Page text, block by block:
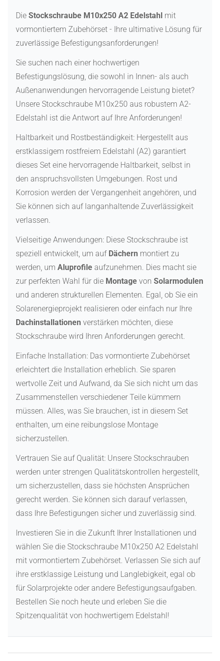
Die Stockschraube M10x250 A2 Edelstahl mit
vormontiertem Zubehörset - Ihre ultimative Lösung für
zuverlässige Befestigungsanforderungen!
Sie suchen nach einer hochwertigen
Befestigungslösung, die sowohl in Innen- als auch
Außenanwendungen hervorragende Leistung bietet?
Unsere Stockschraube M10x250 aus robustem A2-
Edelstahl ist die Antwort auf Ihre Anforderungen!
Haltbarkeit und Rostbeständigkeit: Hergestellt aus
erstklassigem rostfreiem Edelstahl (A2) garantiert
dieses Set eine hervorragende Haltbarkeit, selbst in
den anspruchsvollsten Umgebungen. Rost und
Korrosion werden der Vergangenheit angehören, und
Sie können sich auf langanhaltende Zuverlässigkeit
verlassen.
Vielseitige Anwendungen: Diese Stockschraube ist
speziell entwickelt, um auf Dächern montiert zu
werden, um Aluprofile aufzunehmen. Dies macht sie
zur perfekten Wahl für die Montage von Solarmodulen
und anderen strukturellen Elementen. Egal, ob Sie ein
Solarenergieprojekt realisieren oder einfach nur Ihre
Dachinstallationen verstärken möchten, diese
Stockschraube wird Ihren Anforderungen gerecht.
Einfache Installation: Das vormontierte Zubehörset
erleichtert die Installation erheblich. Sie sparen
wertvolle Zeit und Aufwand, da Sie sich nicht um das
Zusammenstellen verschiedener Teile kümmern
müssen. Alles, was Sie brauchen, ist in diesem Set
enthalten, um eine reibungslose Montage
sicherzustellen.
Vertrauen Sie auf Qualität: Unsere Stockschrauben
werden unter strengen Qualitätskontrollen hergestellt,
um sicherzustellen, dass sie höchsten Ansprüchen
gerecht werden. Sie können sich darauf verlassen,
dass Ihre Befestigungen sicher und zuverlässig sind.
Investieren Sie in die Zukunft Ihrer Installationen und
wählen Sie die Stockschraube M10x250 A2 Edelstahl
mit vormontiertem Zubehörset. Verlassen Sie sich auf
ihre erstklassige Leistung und Langlebigkeit, egal ob
für Solarprojekte oder andere Befestigungsaufgaben.
Bestellen Sie noch heute und erleben Sie die
Spitzenqualität von hochwertigem Edelstahl!